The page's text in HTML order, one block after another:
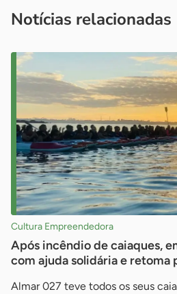
Notícias relacionadas
Cultura Empreendedora
Após incêndio de caiaques,
com ajuda solidária e retoma
Almar 027 teve todos os seus